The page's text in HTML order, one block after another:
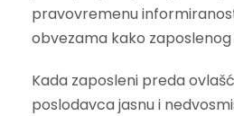
pravovremenu
obvezama kako
Kada zaposleni preda
poslodavca jasnu i